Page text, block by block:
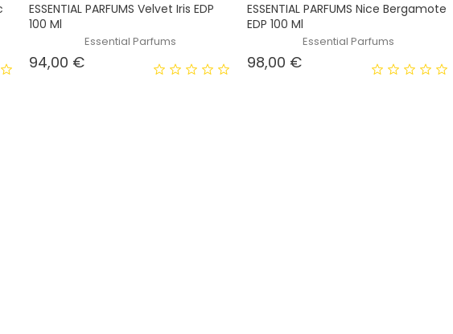
ESSENTIAL PARFUMS Velvet Iris EDP
100 Ml
Essential Parfums
94,00 €Prezzo
ESSENTIAL PARFUMS Nice Bergamote
EDP 100 Ml
Essential Parfums
98,00 €Prezzo